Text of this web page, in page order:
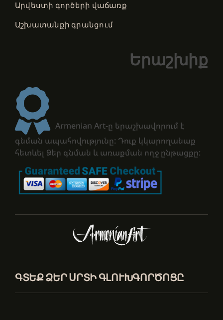
Արվեստի գործերի վաճառք
Աշխատանքի գրանցում
Երաշխիք
Armenian Art-ը երաշխավորում է
գնման ապահովությունը: Դուք կկարողանաք
հետևել Ձեր գնման և առաքման ողջ ընթացքը:
ԳՏԵՔ ՁԵՐ ՍՐՏԻ ԳԼՈՒԽԳՈՐԾՈՑԸ